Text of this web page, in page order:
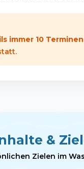
immer 10 Terminen
&
Zielen im